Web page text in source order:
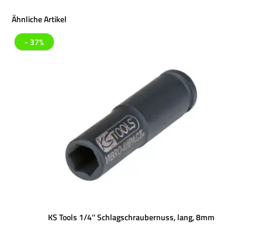
Produktgalerie überspringen
Ähnliche Artikel
- 37%
KS Tools 1/4'' Schlagschraubernuss, lang, 8mm